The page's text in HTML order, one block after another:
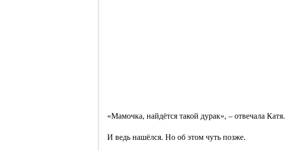
«Мамочка, найдётся такой дурак», – отвечала Катя.
И ведь нашёлся. Но об этом чуть позже.